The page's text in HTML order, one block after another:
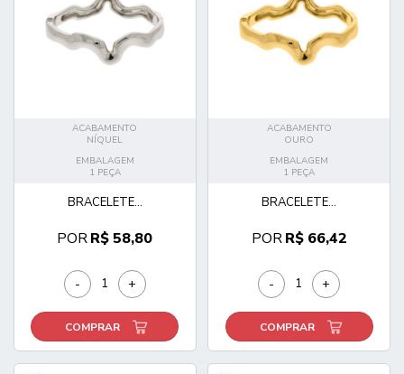
ACABAMENTO
NÍQUEL
EMBALAGEM
1 PEÇA
BRACELETE...
PORR$ 58,80
- +
COMPRAR
ACABAMENTO
OURO
EMBALAGEM
1 PEÇA
BRACELETE...
PORR$ 66,42
- +
COMPRAR